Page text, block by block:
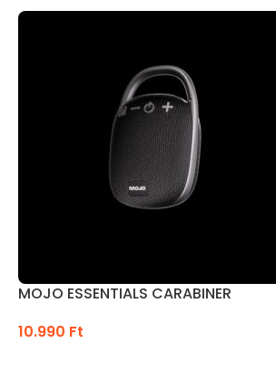
MOJO ESSENTIALS CARABINER
10.990 Ft